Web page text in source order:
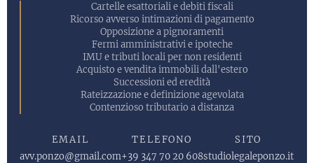
Cartelle esattoriali e debiti fiscali
Ricorso avverso intimazioni di pagamento
Opposizione a pignoramenti
Fermi amministrativi e ipoteche
IMU e tributi locali per non residenti
Acquisto e vendita immobili dall'estero
Successioni ed eredità
Rateizzazione e definizione agevolata
Contenzioso tributario a distanza
EMAIL
avv.ponzo@gmail.com
TELEFONO
+39 347 70 20 608
SITO
studiolegaleponzo.it